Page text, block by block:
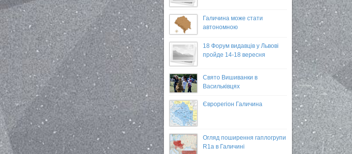
Галичина може стати
автономною
18 Форум видавців у Львові
пройде 14-18 вересня
Свято Вишиванки в
Васильківцях
Єврорегіон Галичина
Огляд поширення гаплогрупи
R1a в Галичині